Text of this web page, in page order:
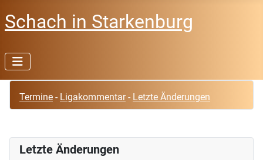
Schach in Starkenburg
Termine - Ligakommentar- Letzte Änderungen
Letzte Änderungen